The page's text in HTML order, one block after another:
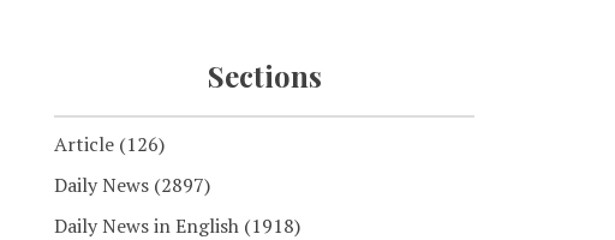
Sections
Article (126)
Daily News (2897)
Daily News in English (1918)